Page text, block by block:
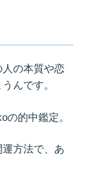
人の本質や恋
んです。
的中鑑定。
方法で、あ